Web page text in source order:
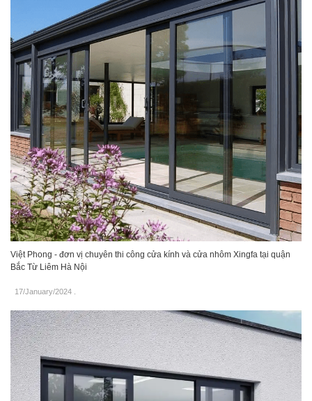
Việt Phong - đơn vị chuyên thi công cửa kính và cửa nhôm Xingfa tại quận
Bắc Từ Liêm Hà Nội
17/January/2024